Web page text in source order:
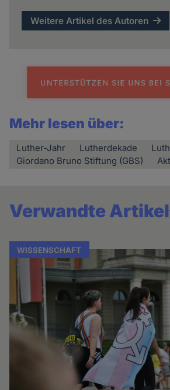
Weitere Artikel des Autoren
Mehr lesen über:
Luther-Jahr Lutherdekade
Giordano Bruno Stiftung (GBS)
Verwandte Artikel
WISSENSCHAFT